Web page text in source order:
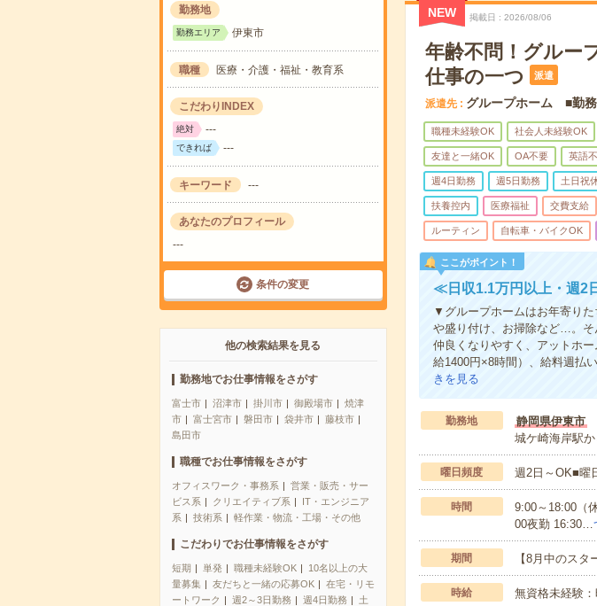
勤務地
勤務エリア 伊東市
職種 医療・介護・福祉・教育系
こだわりINDEX
絶対 ---
できれば ---
キーワード ---
あなたのプロフィール
---
条件の変更
他の検索結果を見る
勤務地でお仕事情報をさがす
富士市 沼津市 掛川市 御殿場市
焼津
市
富士宮市 磐田市 袋井市
藤枝市
島田市
職種でお仕事情報をさがす
オフィスワーク・事務系
営業・販売・サー
ビス系
クリエイティブ系
IT・エンジニア
系
技術系 軽作業・物流・工場・その他
こだわりでお仕事情報をさがす
短期 単発 職種未経験OK
10名以上の大
量募集
友だちと一緒の応募OK
在宅・リモ
ートワーク
週2～3日勤務 週4日勤務
土
NEW 掲載日 2026/08/06
年齢不問！グルー
仕事の一つ
派遣
派遣先 グループホーム ■勤
職種未経験OK 社会人未経験OK
友達と一緒OK OA不要 英語
週4日勤務 週5日勤務 土日祝
扶養控内 医療福祉 交費支給
ルーティン 自転車・バイクOK
ここがポイント！
≪日収1.1万円以上・週2
▼グループホームはお年寄り
や盛り付け、お掃除など…。そ
仲良くなりやすく、アットホ
給1400円×8時間）、給料週払
きを見る
勤務地
静岡県伊東市
城ケ崎海岸駅
曜日頻度 週2日～OK■曜
時間
9:00～18:00（
00夜勤 16:30…
期間 【8月中のス
時給 無資格未経験